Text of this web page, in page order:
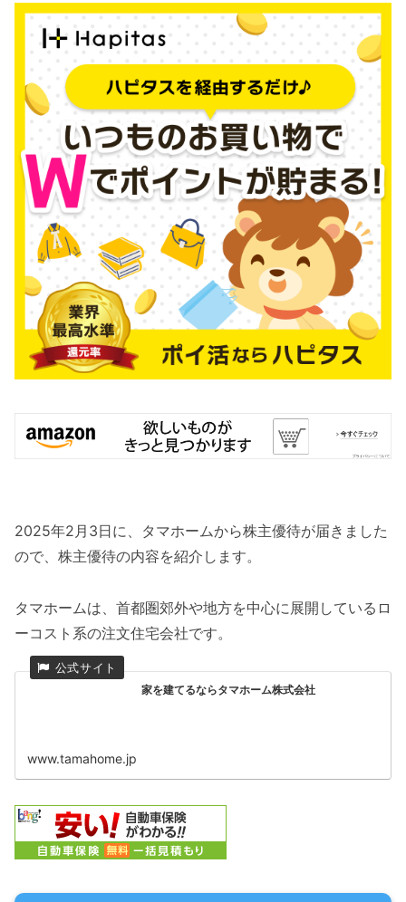
2025年2月3日に、タマホームから株主優待が届きました
ので、株主優待の内容を紹介します。
タマホームは、首都圏郊外や地方を中心に展開しているロ
ーコスト系の注文住宅会社です。
家を建てるならタマホーム株式会社
www.tamahome.jp